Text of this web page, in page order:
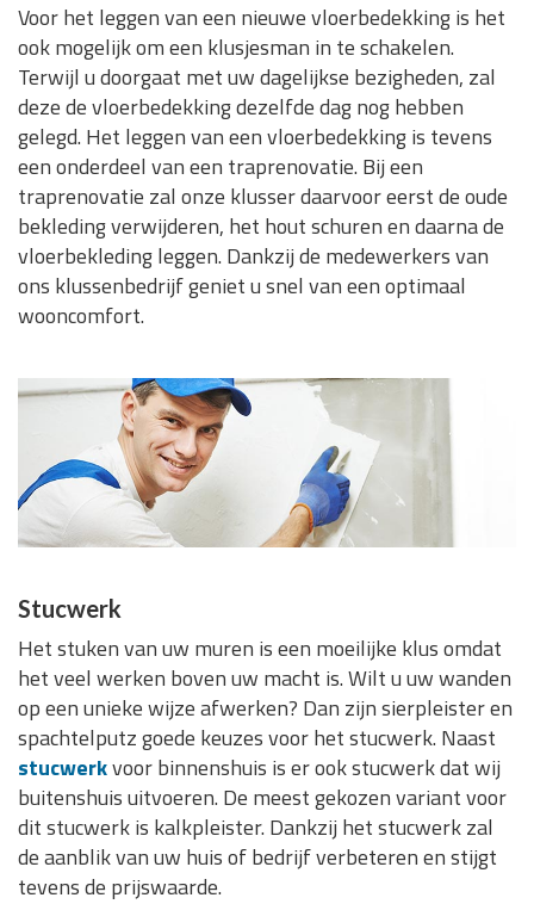
Voor het leggen van een nieuwe vloerbedekking is het
ook mogelijk om een klusjesman in te schakelen.
Terwijl u doorgaat met uw dagelijkse bezigheden, zal
deze de vloerbedekking dezelfde dag nog hebben
gelegd. Het leggen van een vloerbedekking is tevens
een onderdeel van een traprenovatie. Bij een
traprenovatie zal onze klusser daarvoor eerst de oude
bekleding verwijderen, het hout schuren en daarna de
vloerbekleding leggen. Dankzij de medewerkers van
ons klussenbedrijf geniet u snel van een optimaal
wooncomfort.
Stucwerk
Het stuken van uw muren is een moeilijke klus omdat
het veel werken boven uw macht is. Wilt u uw wanden
op een unieke wijze afwerken? Dan zijn sierpleister en
spachtelputz goede keuzes voor het stucwerk. Naast
stucwerkvoor binnenshuis is er ook stucwerk dat wij
buitenshuis uitvoeren. De meest gekozen variant voor
dit stucwerk is kalkpleister. Dankzij het stucwerk zal
de aanblik van uw huis of bedrijf verbeteren en stijgt
tevens de prijswaarde.